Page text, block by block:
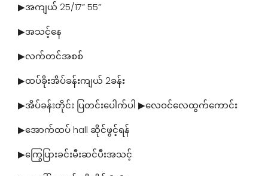
▶အကျယ် 25/17” 55”
▶အသင့်နေ
▶လက်တင်အစစ်
▶ထပ်ခိုးအိပ်ခန်းကျယ် 2ခန်း
▶အိပ်ခန်းတိုင်း ပြတင်းပေါက်ပါ ▶လေဝင်လေထွက်ကောင်း
▶အောက်ထပ်‌ hall ဆိုင်ဖွင့်ရန်
▶ကြွေပြားခင်းမီးဆင်ပီးအသင့်